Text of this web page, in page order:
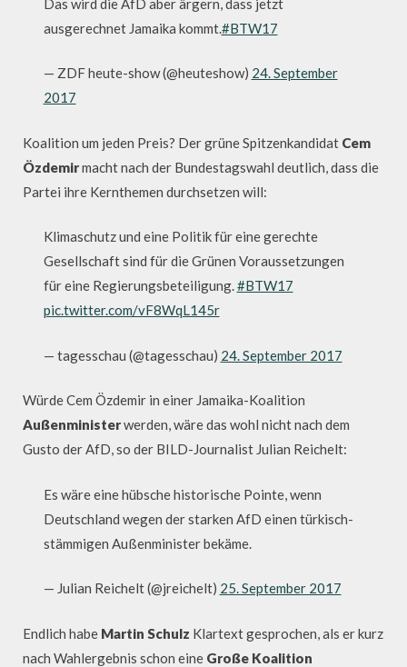
Das wird die AfD aber ärgern, dass jetzt
ausgerechnet Jamaika kommt.#BTW17
— ZDF heute-show (@heuteshow) 24. September
2017
Koalition um jeden Preis? Der grüne Spitzenkandidat Cem
Özdemirmacht nach der Bundestagswahl deutlich, dass die
Partei ihre Kernthemen durchsetzen will:
Klimaschutz und eine Politik für eine gerechte
Gesellschaft sind für die Grünen Voraussetzungen
für eine Regierungsbeteiligung.#BTW17
pic.twitter.com/vF8WqL145r
— tagesschau (@tagesschau) 24. September 2017
Würde Cem Özdemir in einer Jamaika-Koalition
Außenministerwerden, wäre das wohl nicht nach dem
Gusto der AfD, so der BILD-Journalist Julian Reichelt:
Es wäre eine hübsche historische Pointe, wenn
Deutschland wegen der starken AfD einen türkisch-
stämmigen Außenminister bekäme.
— Julian Reichelt (@jreichelt) 25. September 2017
Endlich habe Martin Schulz Klartext gesprochen, als er kurz
nach Wahlergebnis schon eine Große Koalition